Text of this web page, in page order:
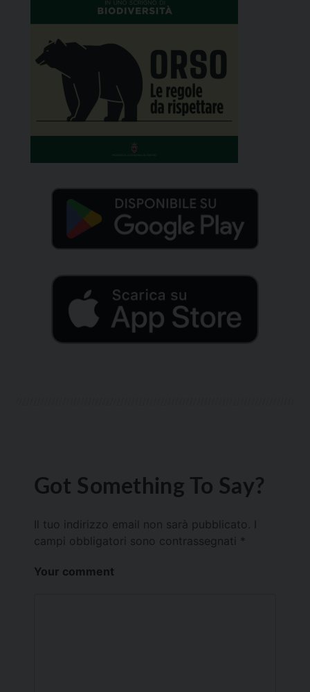
Got Something To Say?
Il tuo indirizzo email non sarà pubblicato.
campi obbligatori sono contrassegnati *
Your comment